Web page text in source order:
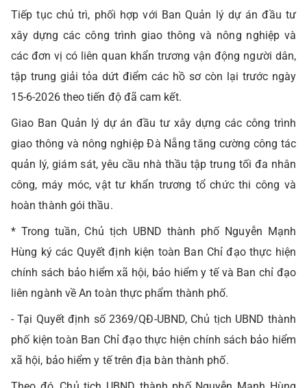
Tiếp tục chủ trì, phối hợp với Ban Quản lý dự án đầu tư
xây dựng các công trình giao thông và nông nghiệp và
các đơn vị có liên quan khẩn trương vận động người dân,
tập trung giải tỏa dứt điểm các hồ sơ còn lại trước ngày
15-6-2026 theo tiến độ đã cam kết.
Giao Ban Quản lý dự án đầu tư xây dựng các công trình
giao thông và nông nghiệp Đà Nẵng tăng cường công tác
quản lý, giám sát, yêu cầu nhà thầu tập trung tối đa nhân
công, máy móc, vật tư khẩn trương tổ chức thi công và
hoàn thành gói thầu.
* Trong tuần, Chủ tịch UBND thành phố Nguyễn Mạnh
Hùng ký các Quyết định kiện toàn Ban Chỉ đạo thực hiện
chính sách bảo hiểm xã hội, bảo hiểm y tế và Ban chỉ đạo
liên ngành về An toàn thực phẩm thành phố.
- Tại Quyết định số 2369/QĐ-UBND, Chủ tịch UBND thành
phố kiện toàn Ban Chỉ đạo thực hiện chính sách bảo hiểm
xã hội, bảo hiểm y tế trên địa bàn thành phố.